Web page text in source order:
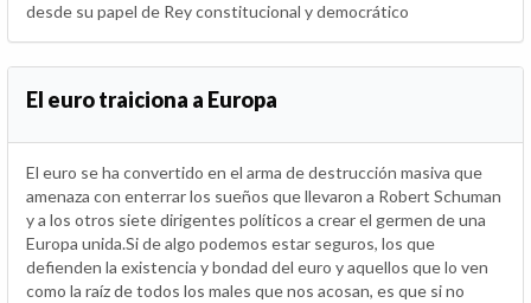
desde su papel de Rey constitucional y democrático
El euro traiciona a Europa
El euro se ha convertido en el arma de destrucción masiva que
amenaza con enterrar los sueños que llevaron a Robert Schuman
y a los otros siete dirigentes políticos a crear el germen de una
Europa unida.Si de algo podemos estar seguros, los que
defienden la existencia y bondad del euro y aquellos que lo ven
como la raíz de todos los males que nos acosan, es que si no